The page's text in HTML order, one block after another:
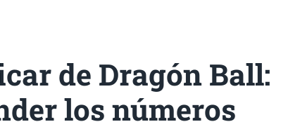
de Dragón Ball:
los números